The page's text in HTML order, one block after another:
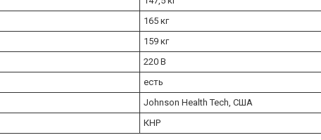
165 кг
159 кг
220 В
есть
Johnson Health Tech, США
КНР